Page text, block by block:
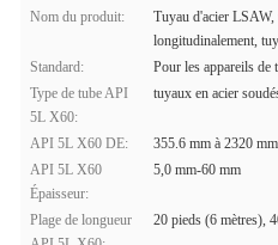
Nom du produit:
Tuyau d'acier LSAW,
longitudinalement,
Standard:
Pour les appareils de
Type de tube API
5L X60:
tuyaux en acier
API 5L X60 DE:
355.6 mm à 2320 mm
API 5L X60
Épaisseur:
5,0 mm-60 mm
Plage de longueur
20 pieds (6 mètres),